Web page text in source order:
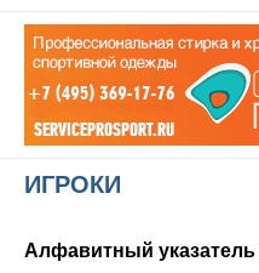
ИГРОКИ
Алфавитный указатель